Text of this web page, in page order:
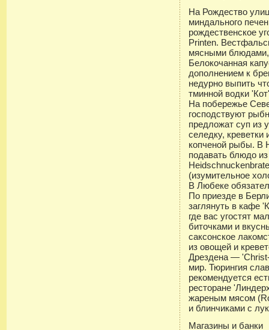
На Рождество
миндального
рождественское
Printen.
мясными блюдами,
Белокочанная
дополнением к
недурно выпить
тминной водки
На побережье
господствуют
предложат суп из
селедку, креветки
копченой рыбы. В
подавать блюдо
(изумительное
В Любеке
По приезде в
заглянуть в кафе
где вас угостят
биточками и
саксонское
из овощей и
Дрездена —
мир. Тюрингия
рекомендуется
ресторане
жареным мясом
и блинчиками с
Магазины и банки